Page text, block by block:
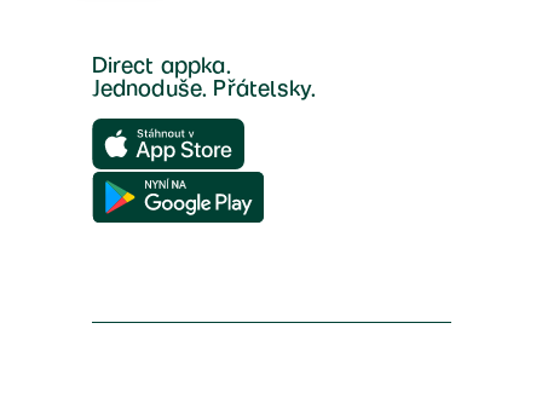
Direct appka.
Jednoduše. Přátelsky.